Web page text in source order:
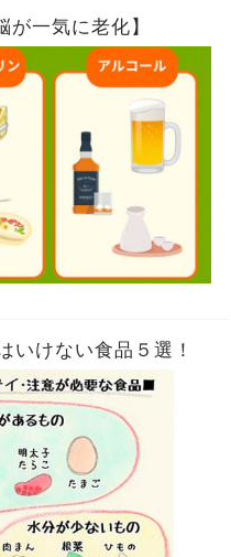
一気に老化】
いけない食品５選！